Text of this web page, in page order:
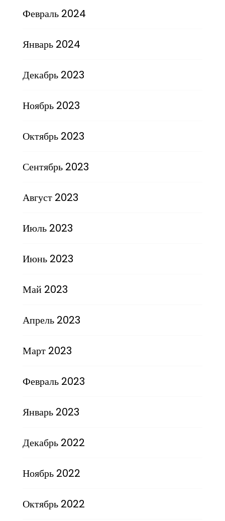
Февраль 2024
Январь 2024
Декабрь 2023
Ноябрь 2023
Октябрь 2023
Сентябрь 2023
Август 2023
Июль 2023
Июнь 2023
Май 2023
Апрель 2023
Март 2023
Февраль 2023
Январь 2023
Декабрь 2022
Ноябрь 2022
Октябрь 2022